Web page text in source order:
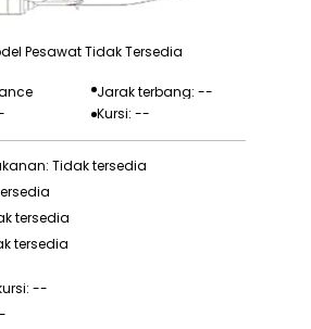
Pesawat Tidak Tersedia
Jarak terbang: --
Kursi: --
Tidak tersedia
tersedia
tersedia
--